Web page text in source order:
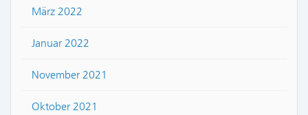
März 2022
Januar 2022
November 2021
Oktober 2021